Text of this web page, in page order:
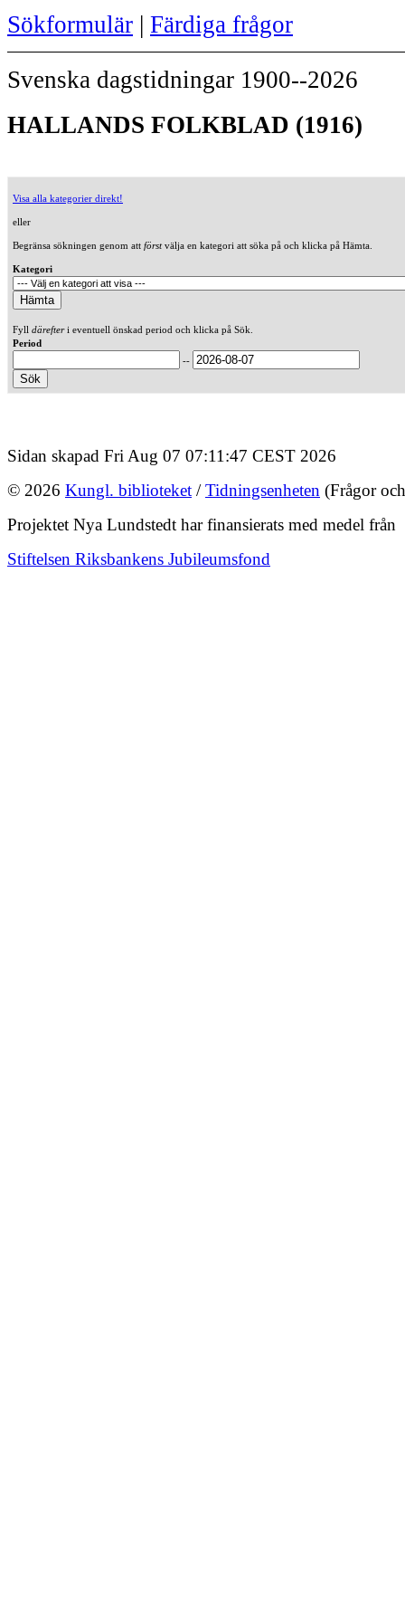
Sökformulär | Färdiga frågor
Svenska dagstidningar 1900--2026
HALLANDS FOLKBLAD (1916)
Visa alla kategorier direkt!
eller
Begränsa sökningen genom att förstvälja en kategori att söka på och klicka på Hämta.
Kategori
Fyll därefteri eventuell önskad period och klicka på Sök.
Period
--
Sidan skapad Fri Aug 07 07:11:47 CEST 2026
© 2026 Kungl. biblioteket /Tidningsenheten (Frågor
Projektet Nya Lundstedt har finansierats med medel från
Stiftelsen Riksbankens Jubileumsfond